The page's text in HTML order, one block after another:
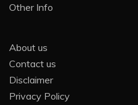
Other Info
About us
Contact us
Disclaimer
Privacy Policy